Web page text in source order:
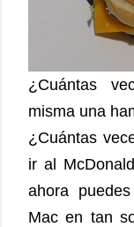
¿Cuántas
misma una
¿Cuántas
ir al
ahora
Mac en tan